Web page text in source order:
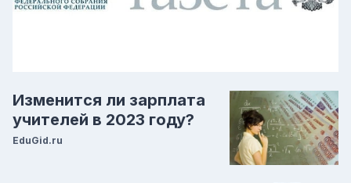
Изменится ли зарплата
учителей в 2023 году?
EduGid.ru